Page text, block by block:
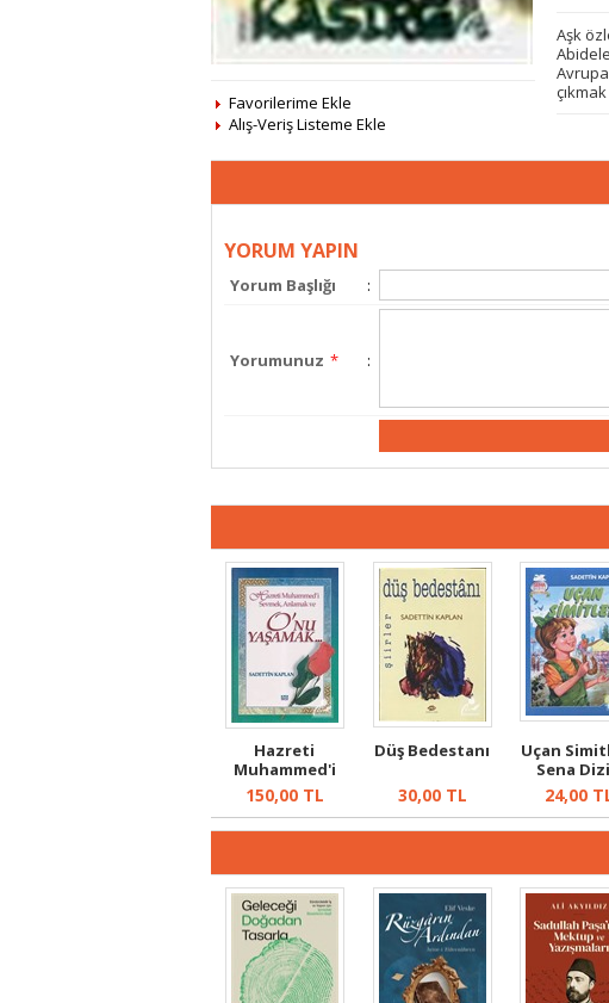
Favorilerime Ekle
Alış-Veriş Listeme Ekle
Aşk
YORUM YAPIN
Yorum Başlığı :
Yorumunuz * :
Hazreti
Muhammed'i
Sevmek, Anlamak
ve O'...
150,00TL
Düş Bedestanı
30,00TL
Uçan
Sena
Hikayeler
24,00